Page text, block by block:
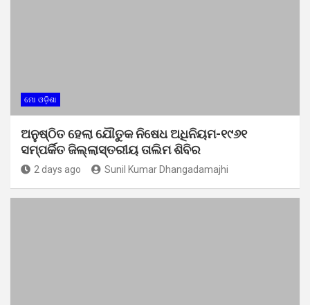
ମୋ ଓଡ଼ିଶା
ଅନୁଷ୍ଠିତ ହେଲା ଯୌତୁକ ନିଷେଧ ଅଧିନିୟମ-୧୯୬୧
ସମ୍ପର୍କିତ ଜିଲ୍ଲାସ୍ତରୀୟ ତାଲିମ ଶିବିର
2 days ago Sunil Kumar Dhangadamajhi